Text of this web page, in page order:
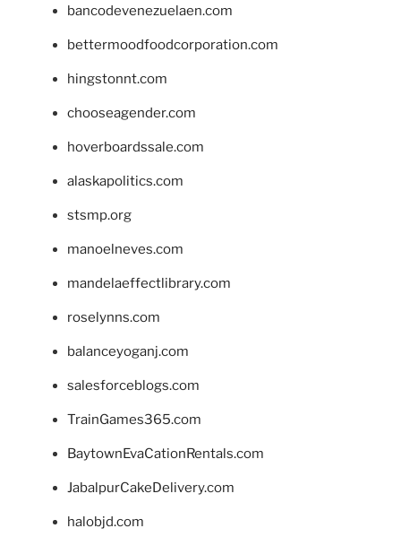
bancodevenezuelaen.com
bettermoodfoodcorporation.com
hingstonnt.com
chooseagender.com
hoverboardssale.com
alaskapolitics.com
stsmp.org
manoelneves.com
mandelaeffectlibrary.com
roselynns.com
balanceyoganj.com
salesforceblogs.com
TrainGames365.com
BaytownEvaCationRentals.com
JabalpurCakeDelivery.com
halobjd.com